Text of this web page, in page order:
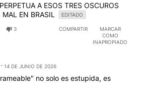
A ESOS TRES OSCUROS
EN BRASIL
EDITADO
3 COMPARTIR
MARCAR
COMO
INAPROPIADO
14 DE JUNIO DE 2026
no solo es estupida, es